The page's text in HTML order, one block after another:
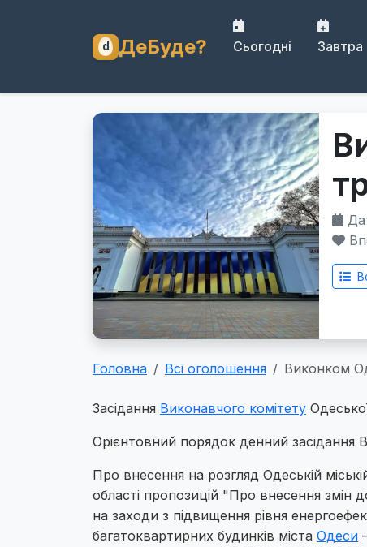
ДеБуде? Сьогодні Завтра
Головна Всі оголошення Виконком
Засідання Виконавчого комітету
Орієнтовний порядок денний засідання
Про внесення на розгляд Одеській
області пропозицій "Про внесення змін
на заходи з підвищення рівня
багатоквартирних будинків міста Одеси